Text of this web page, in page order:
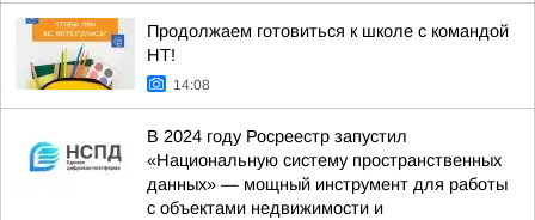
Продолжаем готовиться к школе с командой
НТ!
14:08
В 2024 году Росреестр запустил
«Национальную систему пространственных
данных» — мощный инструмент для работы
с объектами недвижимости и